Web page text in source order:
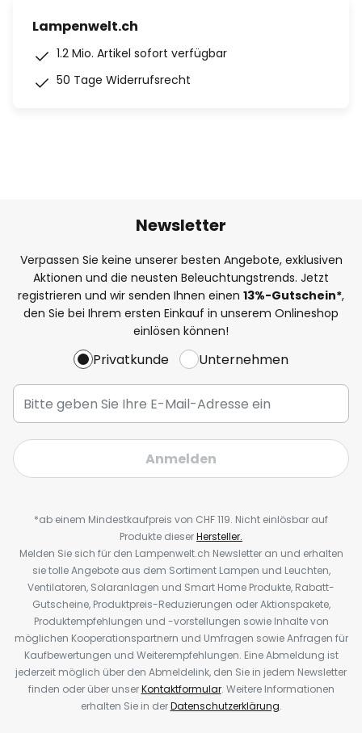
Lampenwelt.ch
1.2 Mio. Artikel sofort verfügbar
50 Tage Widerrufsrecht
Newsletter
Verpassen Sie keine unserer besten Angebote, exklusiven
Aktionen und die neusten Beleuchtungstrends. Jetzt
registrieren und wir senden Ihnen einen 13%-Gutschein*,
den Sie bei Ihrem ersten Einkauf in unserem Onlineshop
einlösen können!
Privatkunde Unternehmen
Anmelden
*ab einem Mindestkaufpreis von CHF 119. Nicht einlösbar auf
Produkte dieserHersteller.
Melden Sie sich für den Lampenwelt.ch Newsletter an und erhalten
sie tolle Angebote aus dem Sortiment Lampen und Leuchten,
Ventilatoren, Solaranlagen und Smart Home Produkte, Rabatt-
Gutscheine, Produktpreis-Reduzierungen oder Aktionspakete,
Produktempfehlungen und -vorstellungen sowie Inhalte von
möglichen Kooperationspartnern und Umfragen sowie Anfragen für
Kaufbewertungen und Weiterempfehlungen. Eine Abmeldung ist
jederzeit möglich über den Abmeldelink, den Sie in jedem Newsletter
finden oder über unserKontaktformular. Weitere Informationen
erhalten Sie in derDatenschutzerklärung.